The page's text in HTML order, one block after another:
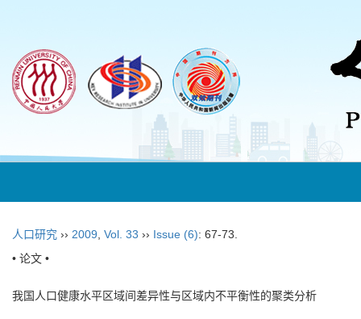
人口研究 ›› 2009 Vol. 33 ›› Issue (6): 67-73.
• 论文 •
我国人口健康水平区域间差异性与区域内不平衡性的聚类分析